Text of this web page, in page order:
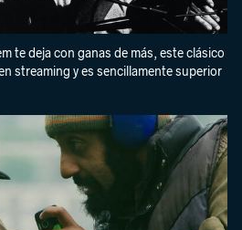
te deja con ganas de más, este clásico
streaming y es sencillamente superior